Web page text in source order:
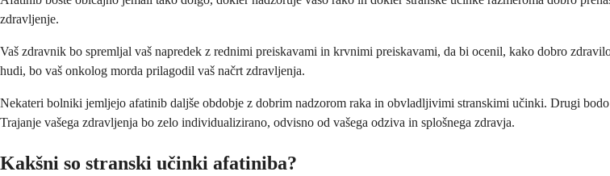
zdravljenje.
Vaš zdravnik bo spremljal vaš napredek z rednimi preiskavami in krvnimi preiskavami, da bi ocenil, kako dobro
hudi, bo vaš onkolog morda prilagodil vaš načrt zdravljenja.
Nekateri bolniki jemljejo afatinib daljše obdobje z dobrim nadzorom raka in obvladljivimi stranskimi učinki. Drugi
Trajanje vašega zdravljenja bo zelo individualizirano, odvisno od vašega odziva in splošnega zdravja.
Kakšni so stranski učinki afatiniba?